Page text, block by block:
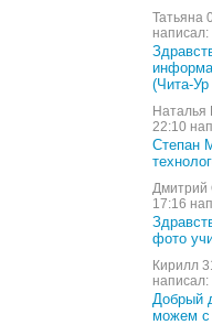
Татьяна
написал:
(Чита-
Наталья
22:10
Степан
Дмитрий
17:16
фото
Кирилл
написал:
Добрый
можем с